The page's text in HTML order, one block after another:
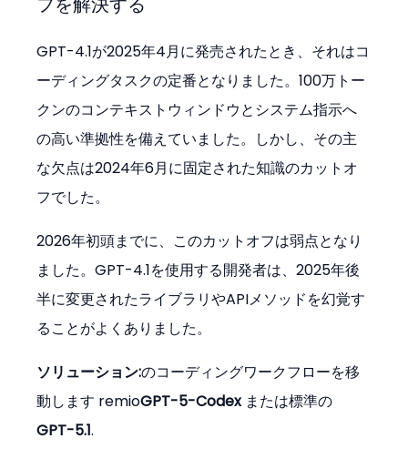
GPT-4.1が2025年4月に発売されたとき、それはコ
ーディングタスクの定番となりました。100万トー
クンのコンテキストウィンドウとシステム指示へ
の高い準拠性を備えていました。しかし、その主
な欠点は2024年6月に固定された知識のカットオ
フでした。
2026年初頭までに、このカットオフは弱点となり
ました。GPT-4.1を使用する開発者は、2025年後
半に変更されたライブラリやAPIメソッドを幻覚す
ることがよくありました。
ソリューション:のコーディングワークフローを移
動します remioGPT-5-Codex または標準の
GPT-5.1.